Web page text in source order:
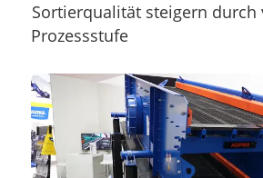
Sortierqualität steigern durch
Prozessstufe